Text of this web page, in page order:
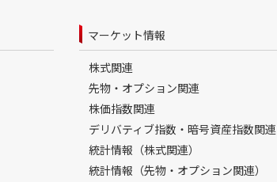
マーケット情報
株式関連
先物・オプション関連
株価指数関連
デリバティブ指数・暗号資産指数関連
統計情報（株式関連）
統計情報（先物・オプション関連）